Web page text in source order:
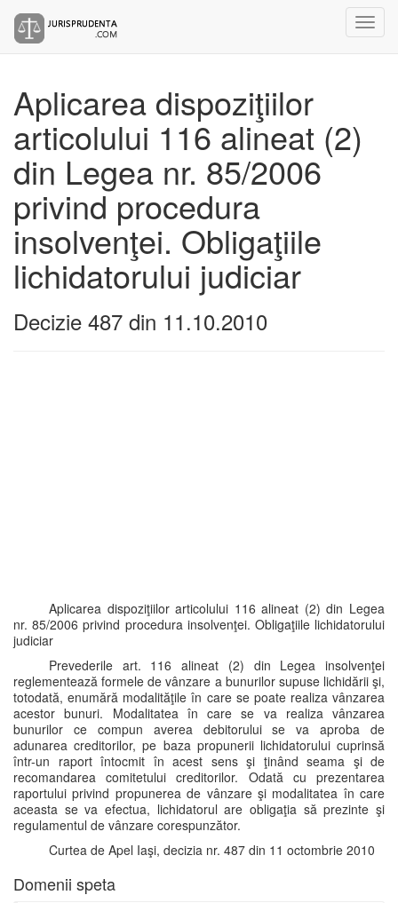
Aplicarea dispoziţiilor
articolului 116 alineat (2)
din Legea nr. 85/2006
privind procedura
insolvenţei. Obligaţiile
lichidatorului judiciar
Decizie 487 din 11.10.2010
Aplicarea dispoziţiilor articolului 116 alineat (2) din Legea
nr. 85/2006 privind procedura insolvenţei. Obligaţiile lichidatorului
judiciar
Prevederile art. 116 alineat (2) din Legea insolvenţei
reglementează formele de vânzare a bunurilor supuse lichidării şi,
totodată, enumără modalităţile în care se poate realiza vânzarea
acestor bunuri. Modalitatea în care se va realiza vânzarea
bunurilor ce compun averea debitorului se va aproba de
adunarea creditorilor, pe baza propunerii lichidatorului cuprinsă
într-un raport întocmit în acest sens şi ţinând seama şi de
recomandarea comitetului creditorilor. Odată cu prezentarea
raportului privind propunerea de vânzare şi modalitatea în care
aceasta se va efectua, lichidatorul are obligaţia să prezinte şi
regulamentul de vânzare corespunzător.
Curtea de Apel Iaşi, decizia nr. 487 din 11 octombrie 2010
Domenii speta